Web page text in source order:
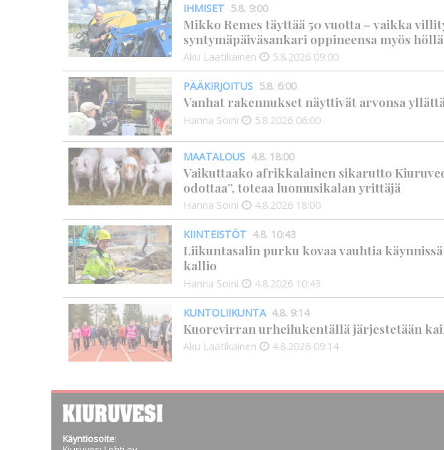
IHMISET 5.8. 9:00
Mikko Remes täyttää 50 vuotta – vaikka
syntymäpäiväsankari oppineensa myös
Aku Laatikainen 5.8.2026 09:00
PÄÄKIRJOITUS 5.8. 6:00
Vanhat rakennukset näyttivät arvonsa
Hanna Soini 5.8.2026 06:00
MAATALOUS 4.8. 18:00
Vaikuttaako afrikkalainen sikarutto
odottaa”, toteaa luomusikalan yrittäjä
Hanna Soini 4.8.2026 18:00
KIINTEISTÖT 4.8. 10:43
Liikuntasalin purku kovaa vauhtia
kallio
Hanna Soini 4.8.2026 10:43
KUNTOLIIKUNTA 4.8. 9:14
Kuorevirran urheilukentällä järjestetään
Aku Laatikainen 4.8.2026 09:14
Käyntiosoite: